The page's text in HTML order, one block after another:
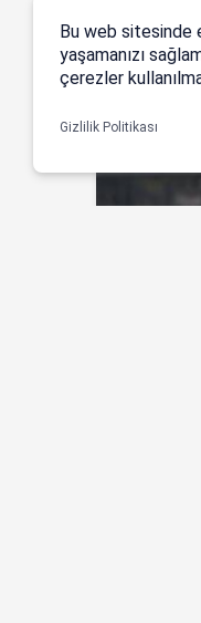
Bu web sitesinde
yaşamanızı
çerezler
Gizlilik Politikası